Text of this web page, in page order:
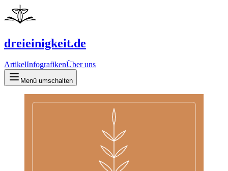
dreieinigkeit.de
ArtikelInfografikenÜber uns
Menü umschalten